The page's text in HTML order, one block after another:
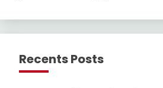
Recents Posts